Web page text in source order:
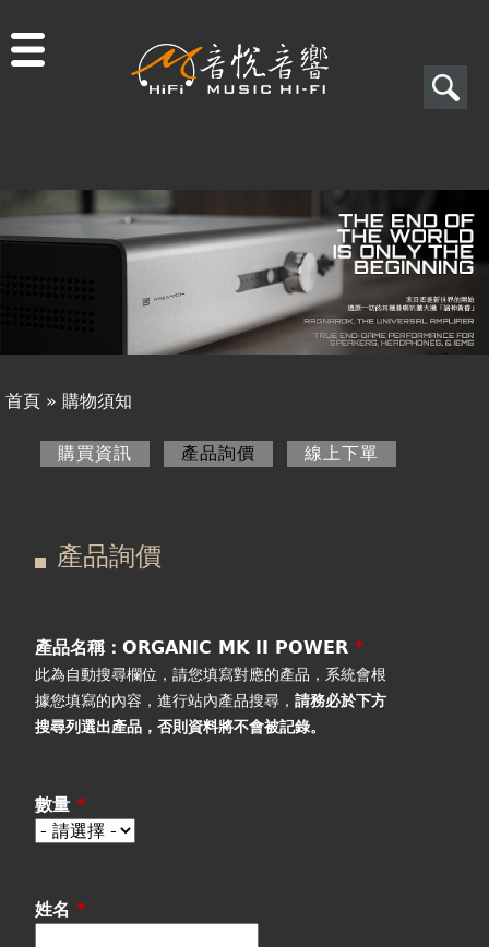
搜
表
單
搜
尋
商品一覽
二手專區
視聽專欄
購物須知
購買資訊
視聽室預約
線上商城
您
首頁 » 購物須知
引
標
購買資訊 產品詢價 (作用中頁籤)
線上下單
產品詢價
產品名稱：ORGANIC MK II POWER*
此為自動搜尋欄位，請您填寫對應的產品，系統會根
據您填寫的內容，進行站內產品搜尋，請務必於下方
搜尋列選出產品 ，否則資料將不會被記錄。
數量*
姓名*